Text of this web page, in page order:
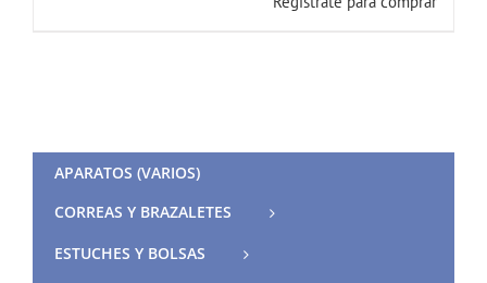
APARATOS (VARIOS)
CORREAS Y BRAZALETES
ESTUCHES Y BOLSAS